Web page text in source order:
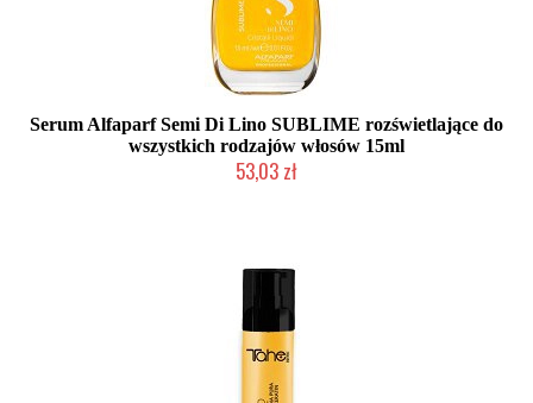
Serum Alfaparf Semi Di Lino SUBLIME rozświetlające do
wszystkich rodzajów włosów 15ml
53,03 zł